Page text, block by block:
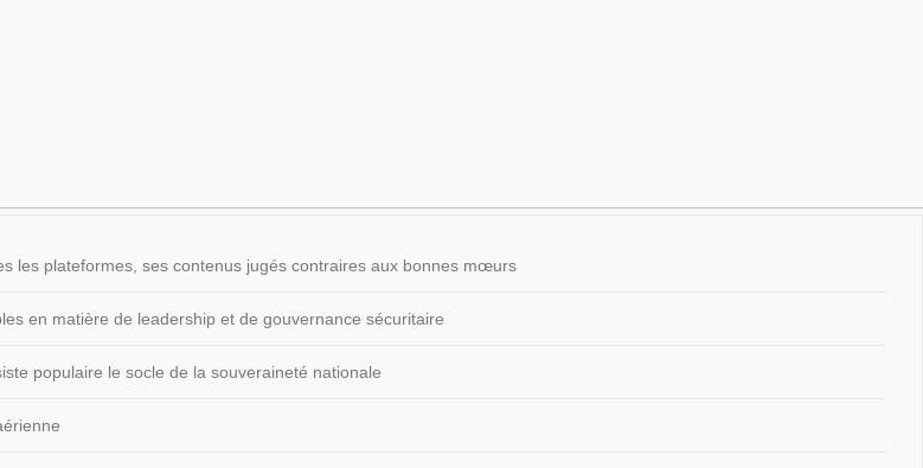
les plateformes, ses contenus jugés contraires aux bonnes mœurs
en matière de leadership et de gouvernance sécuritaire
populaire le socle de la souveraineté nationale